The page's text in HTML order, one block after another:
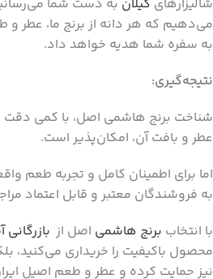
شالیزارهای گیلان به دست شما
می‌دهیم که هر دانه از برنج ما، عطر
به سفره شما هدیه خواهد داد.
نتیجه‌گیری:
شناخت برنج هاشمی اصل، با کمی دقت
عطر و بافت آن، امکان‌پذیر است.
اما برای اطمینان کامل و تجربه طعم
به فروشندگان معتبر و قابل اعتماد
با انتخاب برنج هاشمی اصل از
محصول باکیفیت را خریداری می‌کنید،
نیز حمایت کرده و عطر و طعم اصیل